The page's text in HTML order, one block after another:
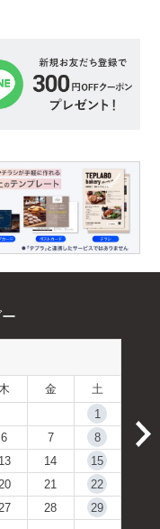
木 金
土
1
6 7
8
13 14
15
20 21
22
27 28
29